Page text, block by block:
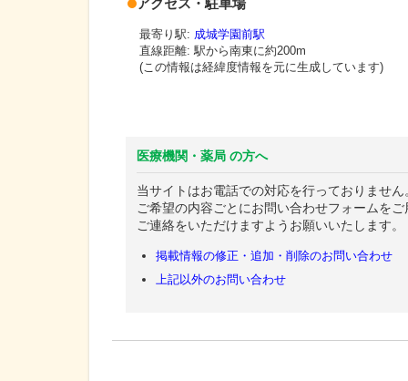
アクセス・駐車場
最寄り駅: 成城学園前駅
直線距離: 駅から南東に約200m
(この情報は経緯度情報を元に生成しています)
医療機関・薬局 の方へ
当サイトはお電話での対応を行っておりません
ご希望の内容ごとにお問い合わせフォームを
ご連絡をいただけますようお願いいたします。
掲載情報の修正・追加・削除のお問い合わせ
上記以外のお問い合わせ